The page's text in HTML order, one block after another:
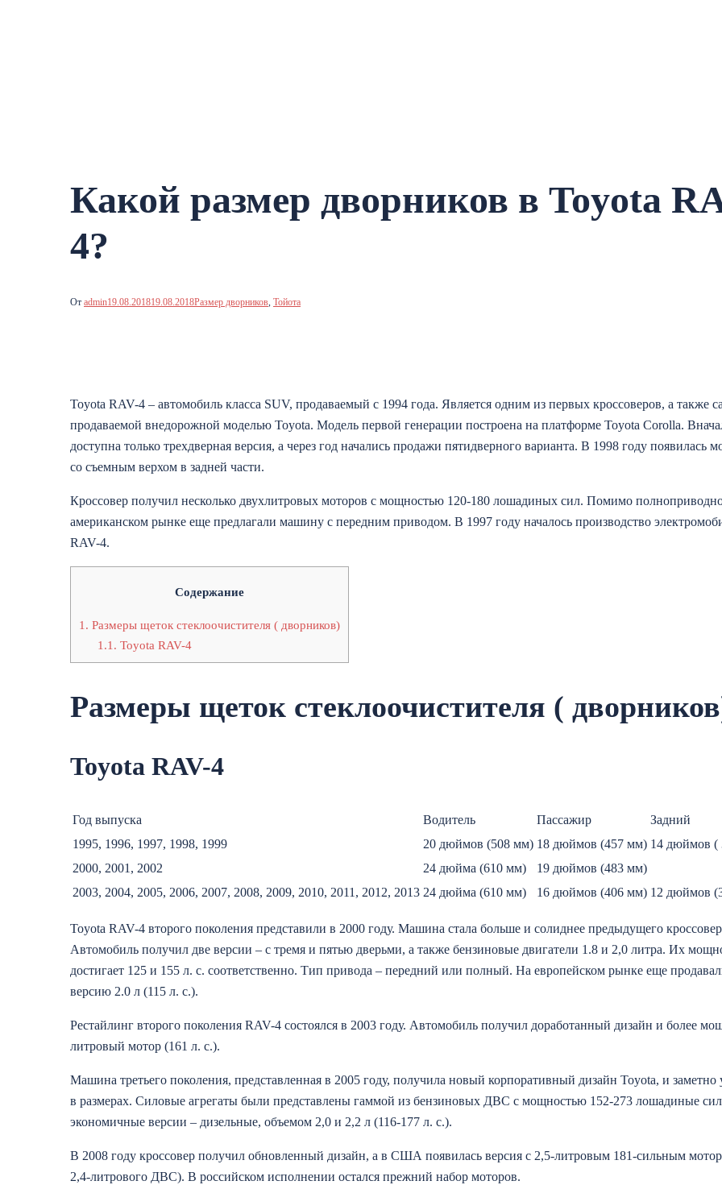
Какой размер дворников в Toyota
4?
От admin19.08.201819.08.2018Размер дворников, Тойота
Toyota RAV-4 – автомобиль класса SUV, продаваемый с 1994 года. Является одним из первых кроссоверов, а также
продаваемой внедорожной моделью Toyota. Модель первой генерации построена на платформе Toyota Corolla.
доступна только трехдверная версия, а через год начались продажи пятидверного варианта. В 1998 году появилась
со съемным верхом в задней части.
Кроссовер получил несколько двухлитровых моторов с мощностью 120-180 лошадиных сил. Помимо
американском рынке еще предлагали машину с передним приводом. В 1997 году началось производство
RAV-4.
Содержание
1. Размеры щеток стеклоочистителя ( дворников)
1.1. Toyota RAV-4
Размеры щеток стеклоочистителя (
Toyota RAV-4
Год выпуска Водитель Пассажир
Задний
1995, 1996, 1997, 1998, 1999
20 дюймов (508 мм) 18 дюймов (457 мм) 14 дюймов (
2000, 2001, 2002
24 дюйма (610 мм)
19 дюймов (483 мм)
2003, 2004, 2005, 2006, 2007, 2008, 2009, 2010, 2011, 2012, 2013 24 дюйма (610 мм) 16 дюймов (406 мм) 12 дюймов
Toyota RAV-4 второго поколения представили в 2000 году. Машина стала больше и солиднее предыдущего
Автомобиль получил две версии – с тремя и пятью дверьми, а также бензиновые двигатели 1.8 и 2,0 литра. Их
достигает 125 и 155 л. с. соответственно. Тип привода – передний или полный. На европейском рынке еще
версию 2.0 л (115 л. с.).
Рестайлинг второго поколения RAV-4 состоялся в 2003 году. Автомобиль получил доработанный дизайн и более
литровый мотор (161 л. с.).
Машина третьего поколения, представленная в 2005 году, получила новый корпоративный дизайн Toyota, и заметно
в размерах. Силовые агрегаты были представлены гаммой из бензиновых ДВС с мощностью 152-273 лошадиные
экономичные версии – дизельные, объемом 2,0 и 2,2 л (116-177 л. с.).
В 2008 году кроссовер получил обновленный дизайн, а в США появилась версия с 2,5-литровым 181-сильным
2,4-литрового ДВС). В российском исполнении остался прежний набор моторов.